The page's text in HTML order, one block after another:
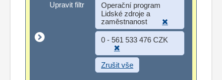
Upravit filtr
Upravit filtr
Operační program
Lidské zdroje a
zaměstnanost
0 - 561 533 476 CZK
Zrušit vše